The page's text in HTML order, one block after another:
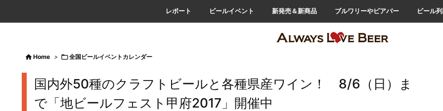
レポート ビールイベント 新発売＆新商品 ブルワリーやビアバー ビール
 Home > 全国ビールイベントカレンダー
国内外50種のクラフトビールと各種県産ワイン！ 8/6（日）ま
で「地ビールフェスト甲府2017」開催中